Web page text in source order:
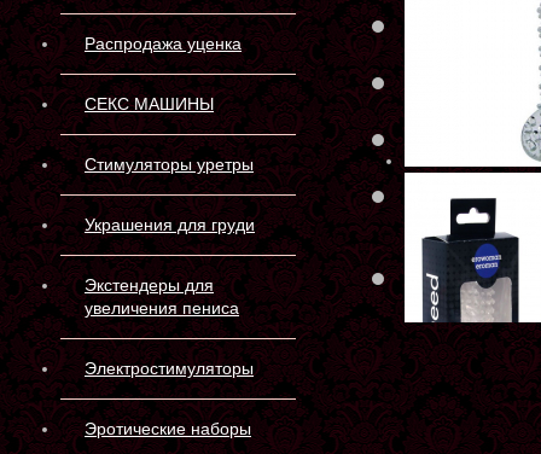
Распродажа уценка
СЕКС МАШИНЫ
Стимуляторы уретры
Украшения для груди
Экстендеры для
увеличения пениса
Электростимуляторы
Эротические наборы
Длина: